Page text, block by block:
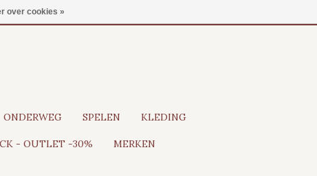
ONDERWEG SPELEN KLEDING
- OUTLET -30% MERKEN
over cookies »